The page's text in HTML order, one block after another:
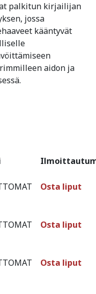
palkitun kirjailijan
jossa
kääntyvät
aidon ja
Osta liput
Osta liput
Osta liput